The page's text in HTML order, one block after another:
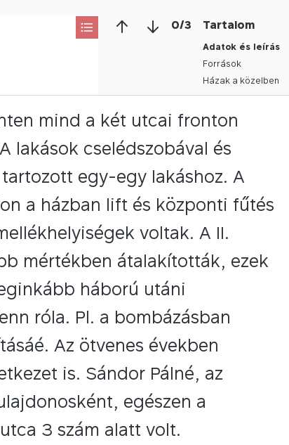
0/3 Tartalom
Adatok és leírás
Források
Házak a közelben
mind a két utcai fronton
lakások cselédszobával és
egy-egy lakáshoz. A
a házban lift és központi fűtés
voltak. A II.
mértékben átalakították, ezek
háború utáni
róla. Pl. a bombázásban
Az ötvenes években
is. Sándor Pálné, az
egészen a
3 szám alatt volt.